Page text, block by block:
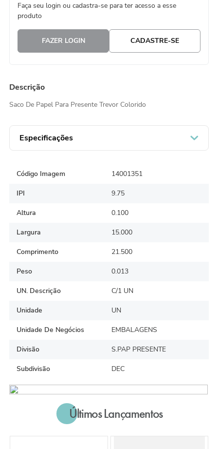
Faça seu login ou cadastra-se para ter acesso a esse
produto
FAZER LOGIN CADASTRE-SE
Descrição
Saco De Papel Para Presente Trevor Colorido
Especificações
Código Imagem 14001351
IPI 9.75
Altura 0.100
Largura 15.000
Comprimento 21.500
Peso 0.013
UN. Descrição C/1 UN
Unidade UN
Unidade De Negócios EMBALAGENS
Divisão S.PAP PRESENTE
Subdivisão DEC
Últimos Lançamentos